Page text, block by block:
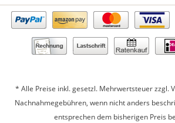
* Alle Preise inkl. gesetzl. Mehrwertsteuer zzgl.
Nachnahmegebühren, wenn nicht anders
entsprechen dem bisherigen Preis